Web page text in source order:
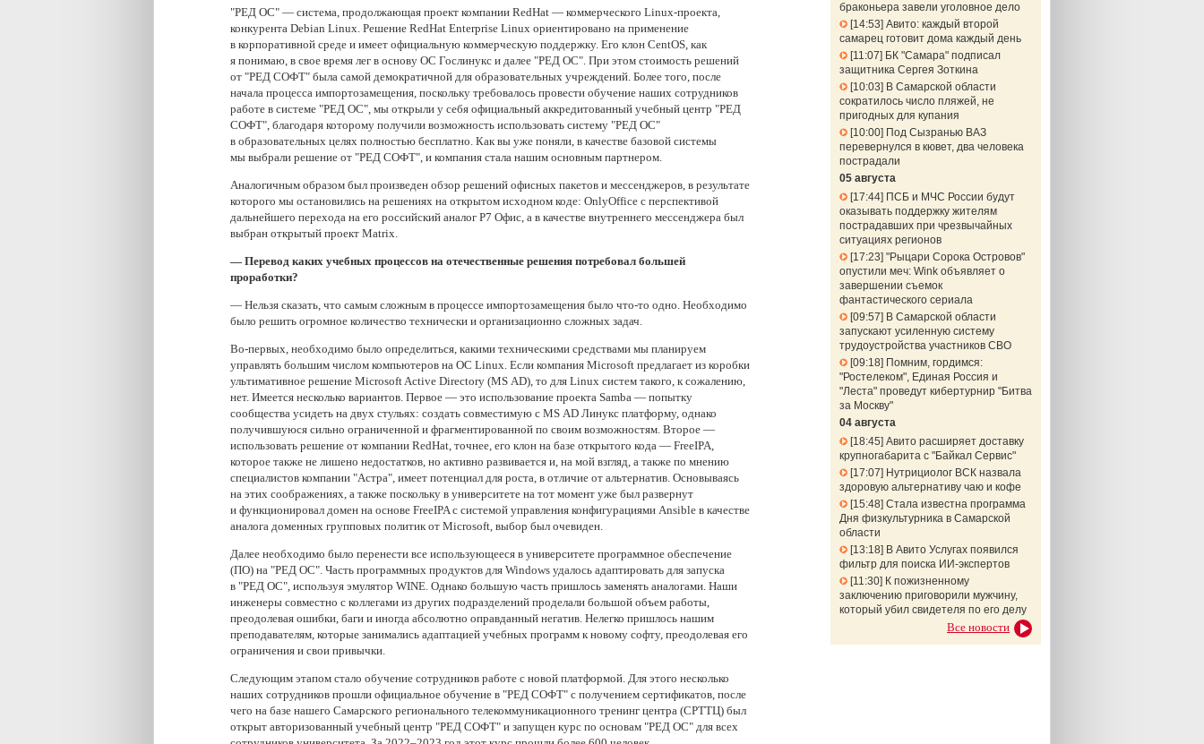
"РЕД ОС" — система, продолжающая проект компании RedHat — коммерческого Linux-проекта,
конкурента Debian Linux. Решение RedHat Enterprise Linux ориентировано на применение
в корпоративной среде и имеет официальную коммерческую поддержку. Его клон CentOS, как
я понимаю, в свое время лег в основу ОС Гослинукс и далее "РЕД ОС". При этом стоимость решений
от "РЕД СОФТ" была самой демократичной для образовательных учреждений. Более того, после
начала процесса импортозамещения, поскольку требовалось провести обучение наших сотрудников
работе в системе "РЕД ОС", мы открыли у себя официальный аккредитованный учебный центр "РЕД
СОФТ", благодаря которому получили возможность использовать систему "РЕД ОС"
в образовательных целях полностью бесплатно. Как вы уже поняли, в качестве базовой системы
мы выбрали решение от "РЕД СОФТ", и компания стала нашим основным партнером.
Аналогичным образом был произведен обзор решений офисных пакетов и мессенджеров, в результате
которого мы остановились на решениях на открытом исходном коде: OnlyOffice с перспективой
дальнейшего перехода на его российский аналог Р7 Офис, а в качестве внутреннего мессенджера был
выбран открытый проект Matrix.
— Перевод каких учебных процессов на отечественные решения потребовал большей
проработки?
— Нельзя сказать, что самым сложным в процессе импортозамещения было что-то одно. Необходимо
было решить огромное количество технически и организационно сложных задач.
Во-первых, необходимо было определиться, какими техническими средствами мы планируем
управлять большим числом компьютеров на ОС Linux. Если компания Microsoft предлагает из коробки
ультимативное решение Microsoft Active Directory (MS AD), то для Linux систем такого, к сожалению,
нет. Имеется несколько вариантов. Первое — это использование проекта Samba — попытку
сообщества усидеть на двух стульях: создать совместимую с MS AD Линукс платформу, однако
получившуюся сильно ограниченной и фрагментированной по своим возможностям. Второе —
использовать решение от компании RedHat, точнее, его клон на базе открытого кода — FreeIPA,
которое также не лишено недостатков, но активно развивается и, на мой взгляд, а также по мнению
специалистов компании "Астра", имеет потенциал для роста, в отличие от альтернатив. Основываясь
на этих соображениях, а также поскольку в университете на тот момент уже был развернут
и функционировал домен на основе FreeIPA с системой управления конфигурациями Ansible в качестве
аналога доменных групповых политик от Microsoft, выбор был очевиден.
Далее необходимо было перенести все использующееся в университете программное обеспечение
(ПО) на "РЕД ОС". Часть программных продуктов для Windows удалось адаптировать для запуска
в "РЕД ОС", используя эмулятор WINE. Однако большую часть пришлось заменять аналогами. Наши
инженеры совместно с коллегами из других подразделений проделали большой объем работы,
преодолевая ошибки, баги и иногда абсолютно оправданный негатив. Нелегко пришлось нашим
преподавателям, которые занимались адаптацией учебных программ к новому софту, преодолевая его
ограничения и свои привычки.
Следующим этапом стало обучение сотрудников работе с новой платформой. Для этого несколько
наших сотрудников прошли официальное обучение в "РЕД СОФТ" с получением сертификатов, после
чего на базе нашего Самарского регионального телекоммуникационного тренинг центра (СРТТЦ) был
открыт авторизованный учебный центр "РЕД СОФТ" и запущен курс по основам "РЕД ОС" для всех
браконьера завели уголовное дело
14:53 Авито: каждый второй
самарец готовит дома каждый день
11:07
БК "Самара" подписал
защитника Сергея Зоткина
10:03
В Самарской области
сократилось число пляжей, не
пригодных для купания
10:00 Под Сызранью ВАЗ
перевернулся в кювет, два человека
пострадали
05 августа
17:44 ПСБ и МЧС России будут
оказывать поддержку жителям
пострадавших при чрезвычайных
ситуациях регионов
17:23 "Рыцари Сорока Островов"
опустили меч: Wink объявляет о
завершении съемок
фантастического сериала
09:57
В Самарской области
запускают усиленную систему
трудоустройства участников СВО
09:18 Помним, гордимся:
"Ростелеком", Единая Россия и
"Леста" проведут кибертурнир "Битва
за Москву"
04 августа
18:45 Авито расширяет доставку
крупногабарита с "Байкал Сервис"
17:07
Нутрициолог ВСК назвала
здоровую альтернативу чаю и кофе
15:48 Стала известна программа
Дня физкультурника в Самарской
области
13:18 В Авито Услугах появился
фильтр для поиска ИИ-экспертов
11:30 К пожизненному
заключению приговорили мужчину,
который убил свидетеля по его делу
Все новости